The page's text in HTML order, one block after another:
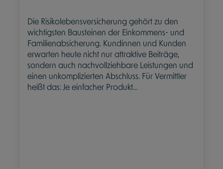
Die Risikolebensversicherung gehört zu den
wichtigsten Bausteinen der Einkommens- und
Familienabsicherung. Kundinnen und Kunden
erwarten heute nicht nur attraktive Beiträge,
sondern auch nachvollziehbare Leistungen und
einen unkomplizierten Abschluss. Für Vermittler
heißt das: Je einfacher Produkt…